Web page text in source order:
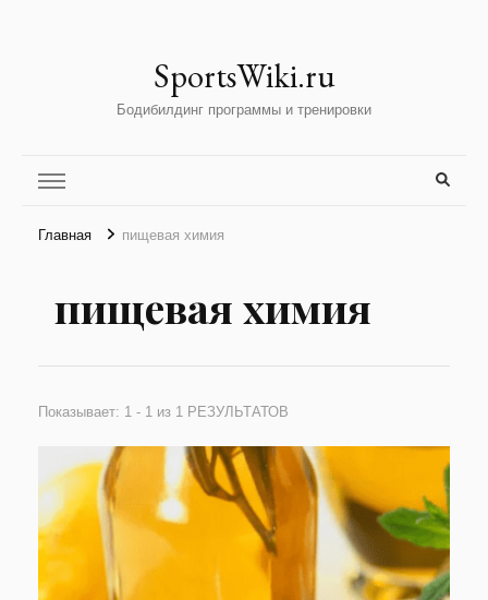
SportsWiki.ru
Бодибилдинг программы и тренировки
Главная пищевая химия
пищевая химия
Показывает: 1 - 1 из 1 РЕЗУЛЬТАТОВ